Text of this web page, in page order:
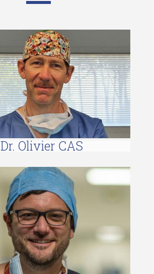
OLIVIER CAS
Dr. Olivier CAS
JULIEN DARQUIES